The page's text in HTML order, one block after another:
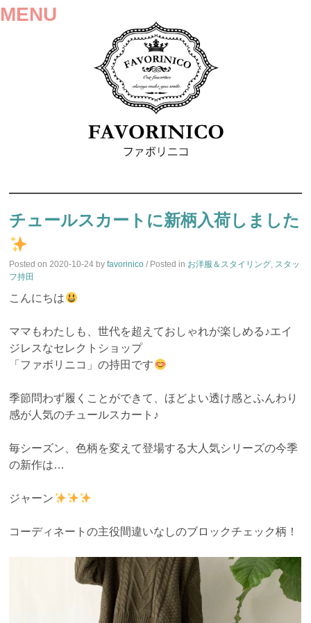
MENU
TO
チュールスカートに新柄入荷しました
Posted on2020-10-24 byfavorinico / Posted in お洋服＆スタイリング, スタッ
フ持田
こんにちは
ママもわたしも、世代を超えておしゃれが楽しめる♪エイ
ジレスなセレクトショップ
「ファボリニコ」の持田です
季節問わず履くことができて、ほどよい透け感とふんわり
感が人気のチュールスカート♪
毎シーズン、色柄を変えて登場する大人気シリーズの今季
の新作は…
ジャーン
コーディネートの主役間違いなしのブロックチェック柄！